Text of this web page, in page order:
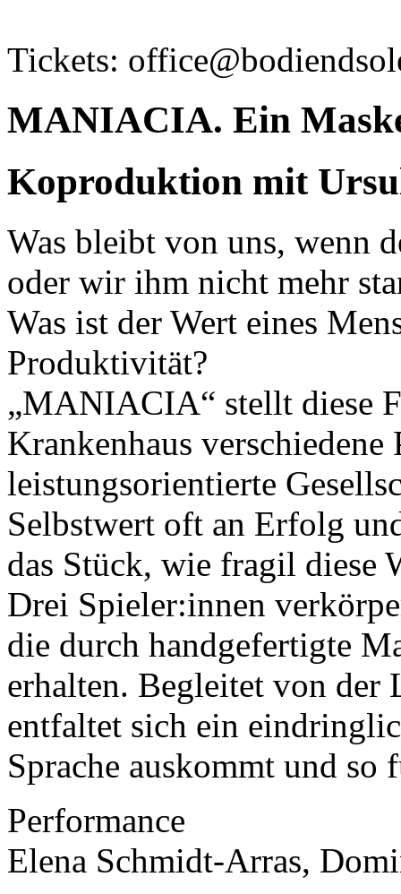
Tickets:
MANIACIA. Ein
Koproduktion mit
Was bleibt von uns, wenn
oder wir ihm nicht mehr
Was ist der Wert eines
Produktivität?
„MANIACIA“ stellt diese
Krankenhaus verschiedene
leistungsorientierte
Selbstwert oft an Erfolg
das Stück, wie fragil diese
Drei Spieler:innen
die durch handgefertigte
erhalten. Begleitet von
entfaltet sich ein
Sprache auskommt und
Performance
Elena Schmidt-Arras,